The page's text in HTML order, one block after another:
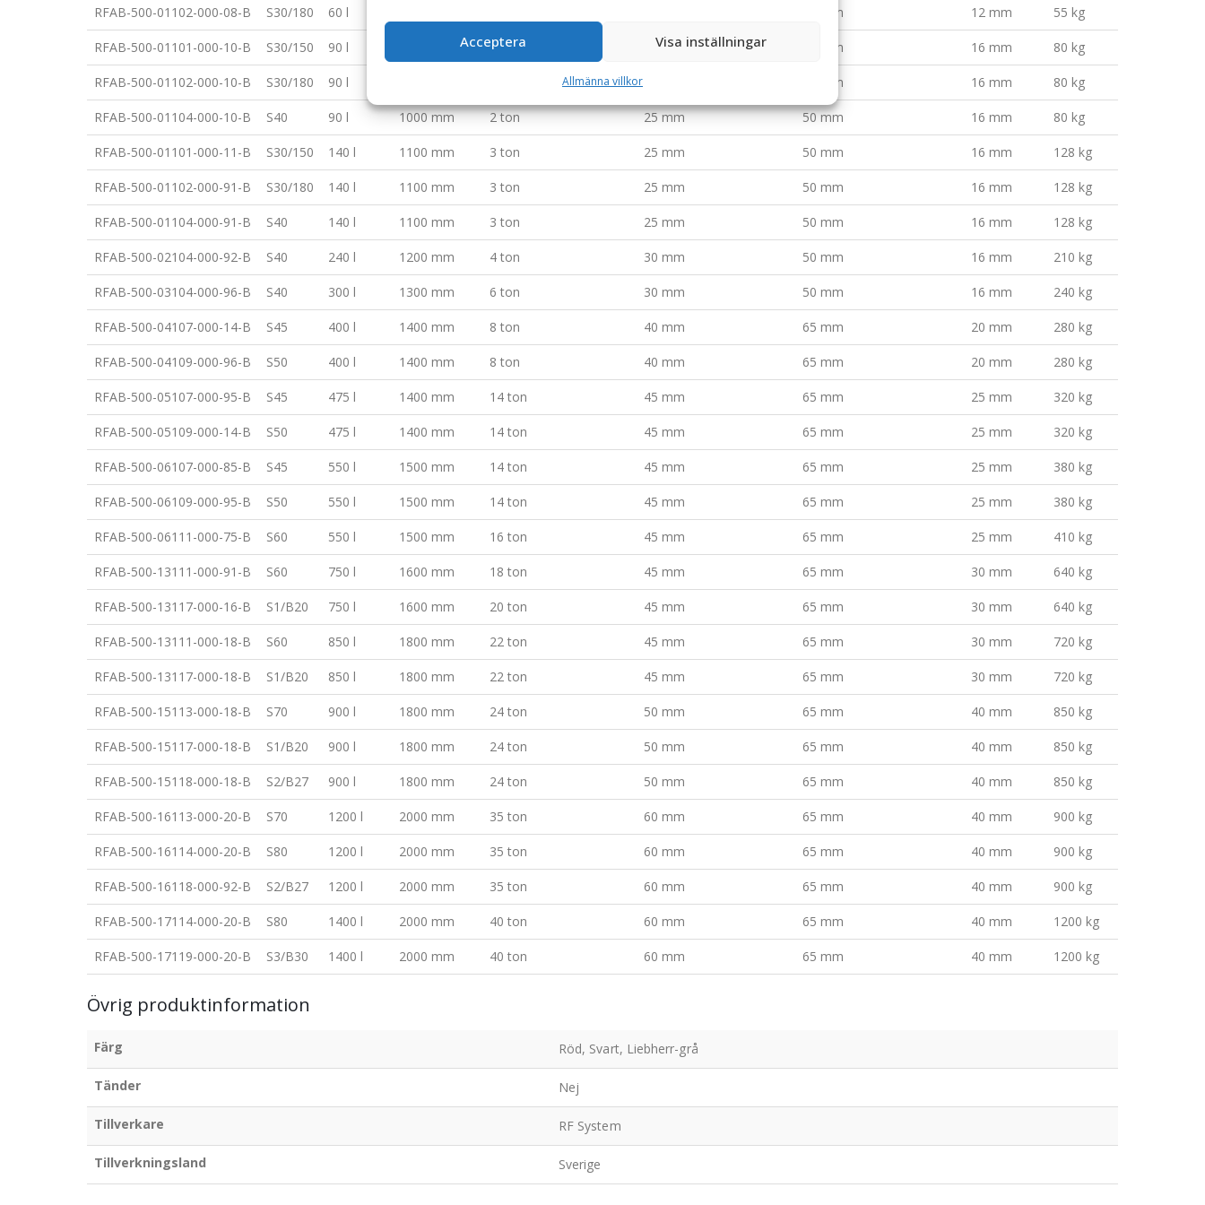
Acceptera Visa inställningar
Allmänna villkor
RFAB-500-01102-000-08-B S30/180 60 l 50 mm 12 mm 55 kg
RFAB-500-01101-000-10-B S30/150 90 l 2 ton 25 mm 50 mm 16 mm 80 kg
RFAB-500-01102-000-10-B S30/180 90 l 50 mm 16 mm 80 kg
RFAB-500-01104-000-10-B S40 90 l 1000 mm 2 ton 25 mm 50 mm 16 mm 80 kg
RFAB-500-01101-000-11-B S30/150 140 l 1100 mm 3 ton 25 mm 50 mm 16 mm 128 kg
RFAB-500-01102-000-91-B S30/180 140 l 1100 mm 3 ton 25 mm 50 mm 16 mm 128 kg
RFAB-500-01104-000-91-B S40 140 l 1100 mm 3 ton 25 mm 50 mm 16 mm 128 kg
RFAB-500-02104-000-92-B S40 240 l 1200 mm 4 ton 30 mm 50 mm 16 mm 210 kg
RFAB-500-03104-000-96-B S40 300 l 1300 mm 6 ton 30 mm 50 mm 16 mm 240 kg
RFAB-500-04107-000-14-B S45 400 l 1400 mm 8 ton 40 mm 65 mm 20 mm 280 kg
RFAB-500-04109-000-96-B S50 400 l 1400 mm 8 ton 40 mm 65 mm 20 mm 280 kg
RFAB-500-05107-000-95-B S45 475 l 1400 mm 14 ton 45 mm 65 mm 25 mm 320 kg
RFAB-500-05109-000-14-B S50 475 l 1400 mm 14 ton 45 mm 65 mm 25 mm 320 kg
RFAB-500-06107-000-85-B S45 550 l 1500 mm 14 ton 45 mm 65 mm 25 mm 380 kg
RFAB-500-06109-000-95-B S50 550 l 1500 mm 14 ton 45 mm 65 mm 25 mm 380 kg
RFAB-500-06111-000-75-B S60 550 l 1500 mm 16 ton 45 mm 65 mm 25 mm 410 kg
RFAB-500-13111-000-91-B S60 750 l 1600 mm 18 ton 45 mm 65 mm 30 mm 640 kg
RFAB-500-13117-000-16-B S1/B20 750 l 1600 mm 20 ton 45 mm 65 mm 30 mm 640 kg
RFAB-500-13111-000-18-B S60 850 l 1800 mm 22 ton 45 mm 65 mm 30 mm 720 kg
RFAB-500-13117-000-18-B S1/B20 850 l 1800 mm 22 ton 45 mm 65 mm 30 mm 720 kg
RFAB-500-15113-000-18-B S70 900 l 1800 mm 24 ton 50 mm 65 mm 40 mm 850 kg
RFAB-500-15117-000-18-B S1/B20 900 l 1800 mm 24 ton 50 mm 65 mm 40 mm 850 kg
RFAB-500-15118-000-18-B S2/B27 900 l 1800 mm 24 ton 50 mm 65 mm 40 mm 850 kg
RFAB-500-16113-000-20-B S70 1200 l 2000 mm 35 ton 60 mm 65 mm 40 mm 900 kg
RFAB-500-16114-000-20-B S80 1200 l 2000 mm 35 ton 60 mm 65 mm 40 mm 900 kg
RFAB-500-16118-000-92-B S2/B27 1200 l 2000 mm 35 ton 60 mm 65 mm 40 mm 900 kg
RFAB-500-17114-000-20-B S80 1400 l 2000 mm 40 ton 60 mm 65 mm 40 mm 1200 kg
RFAB-500-17119-000-20-B S3/B30 1400 l 2000 mm 40 ton 60 mm 65 mm 40 mm 1200 kg
Övrig produktinformation
Färg Röd, Svart, Liebherr-grå
Tänder Nej
Tillverkare RF System
Tillverkningsland Sverige